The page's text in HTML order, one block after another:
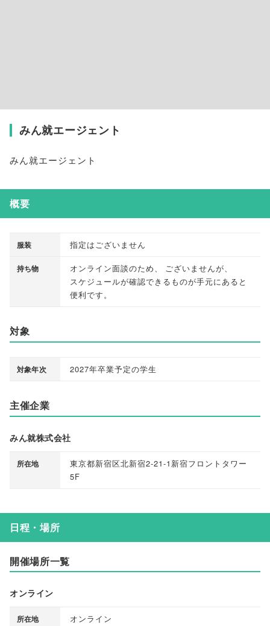
みん就エージェント
みん就エージェント
概要
服装 指定はございません
持ち物 オンライン面談のため、 ございませんが、
スケジュールが確認できるものが手元にあると
便利です。
対象
対象年次 2027年卒業予定の学生
主催企業
みん就株式会社
所在地
東京都新宿区北新宿2-21-1新宿フロントタワー
5F
日程・場所
開催場所一覧
オンライン
所在地 オンライン